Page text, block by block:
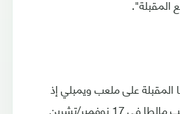
المقبلة".
المقبلة على ملعب ويمبلي إذ
سيواجه فريق الرجال منتخب مالطا في 17 نوفمبر/تشرين